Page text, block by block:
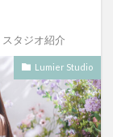
スタジオ紹介
Lumier Studio